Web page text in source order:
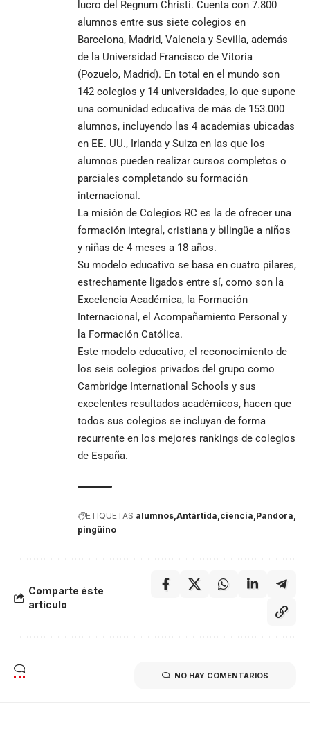
lucro del Regnum Christi. Cuenta con 7.800
alumnos entre sus siete colegios en
Barcelona, Madrid, Valencia y Sevilla, además
de la Universidad Francisco de Vitoria
(Pozuelo, Madrid). En total en el mundo son
142 colegios y 14 universidades, lo que supone
una comunidad educativa de más de 153.000
alumnos, incluyendo las 4 academias ubicadas
en EE. UU., Irlanda y Suiza en las que los
alumnos pueden realizar cursos completos o
parciales completando su formación
internacional.
La misión de Colegios RC es la de ofrecer una
formación integral, cristiana y bilingüe a niños
y niñas de 4 meses a 18 años.
Su modelo educativo se basa en cuatro pilares,
estrechamente ligados entre sí, como son la
Excelencia Académica, la Formación
Internacional, el Acompañamiento Personal y
la Formación Católica.
Este modelo educativo, el reconocimiento de
los seis colegios privados del grupo como
Cambridge International Schools y sus
excelentes resultados académicos, hacen que
todos sus colegios se incluyan de forma
recurrente en los mejores rankings de colegios
de España.
ETIQUETAS alumnos Antártida ciencia Pandora
pingüino
Comparte éste
artículo
NO HAY COMENTARIOS